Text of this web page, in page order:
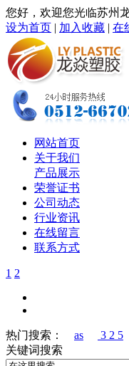
您好，欢迎您光临苏州
设为首页 | 加入收藏 | 在
网站首页
关于我们
产品展示
荣誉证书
公司动态
行业资讯
在线留言
联系方式
1 2
热门搜索： as 3 2 5
关键词搜索